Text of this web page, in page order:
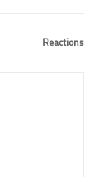
Reactions